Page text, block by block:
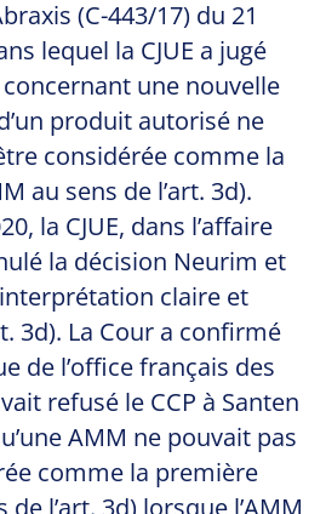
(C-443/17) du 21
lequel la CJUE a jugé
concernant une nouvelle
produit autorisé ne
considérée comme la
au sens de l’art. 3d).
la CJUE, dans l’affaire
la décision Neurim et
claire et
3d). La Cour a confirmé
de l’office français des
refusé le CCP à Santen
AMM ne pouvait pas
comme la première
l’art. 3d) lorsque l’AMM